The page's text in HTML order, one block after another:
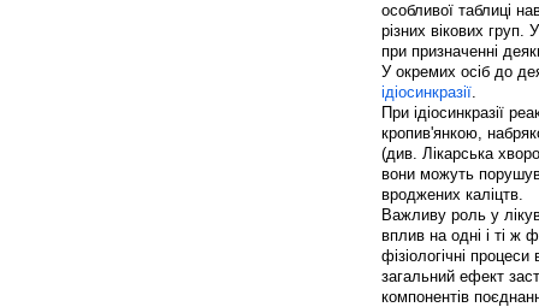
особливої таблиці
різних вікових груп.
при призначенні
У окремих осіб до
ідіосинкразії.
При ідіосинкразії
кропив'янкою,
(див. Лікарська
вони можуть
вроджених каліцтв.
Важливу роль у
вплив на одні і ті ж
фізіологічні
загальний ефект
компонентів